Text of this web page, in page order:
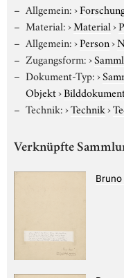
Allgemein:›
Material:›Material›
Allgemein:›Person›
Zugangsform:›
Dokument-Typ:›
Objekt›
Technik:›Technik›
Verknüpfte
Bruno